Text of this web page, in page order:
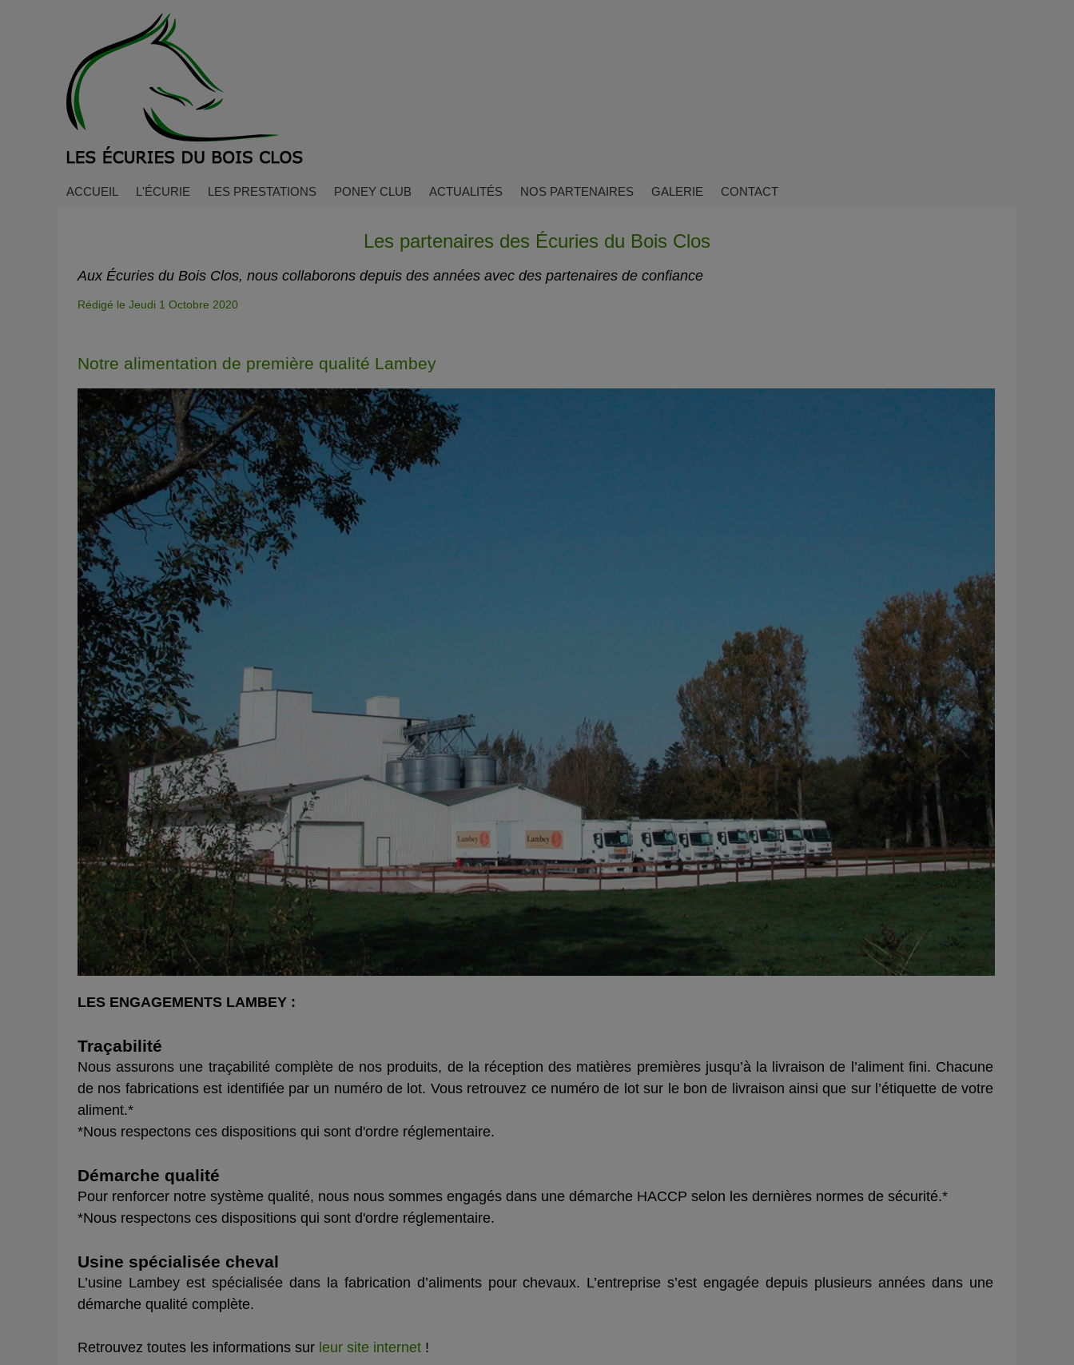
ACCUEIL L'ÉCURIE LES PRESTATIONS PONEY CLUB ACTUALITÉS NOS PARTENAIRES GALERIE CONTACT
Les partenaires des Écuries du Bois Clos
Aux Écuries du Bois Clos, nous collaborons depuis des années avec des partenaires de confiance
Rédigé le Jeudi 1 Octobre 2020
Notre alimentation de première qualité Lambey
LES ENGAGEMENTS LAMBEY :
Traçabilité
Nous assurons une traçabilité complète de nos produits, de la réception des matières premières jusqu’à la livraison de l’aliment fini. Chacune
de nos fabrications est identifiée par un numéro de lot. Vous retrouvez ce numéro de lot sur le bon de livraison ainsi que sur l’étiquette de votre
aliment.*
*Nous respectons ces dispositions qui sont d'ordre réglementaire.
Démarche qualité
Pour renforcer notre système qualité, nous nous sommes engagés dans une démarche HACCP selon les dernières normes de sécurité.*
*Nous respectons ces dispositions qui sont d'ordre réglementaire.
Usine spécialisée cheval
L’usine Lambey est spécialisée dans la fabrication d’aliments pour chevaux. L’entreprise s’est engagée depuis plusieurs années dans une
démarche qualité complète.
Retrouvez toutes les informations sur leur site internet !